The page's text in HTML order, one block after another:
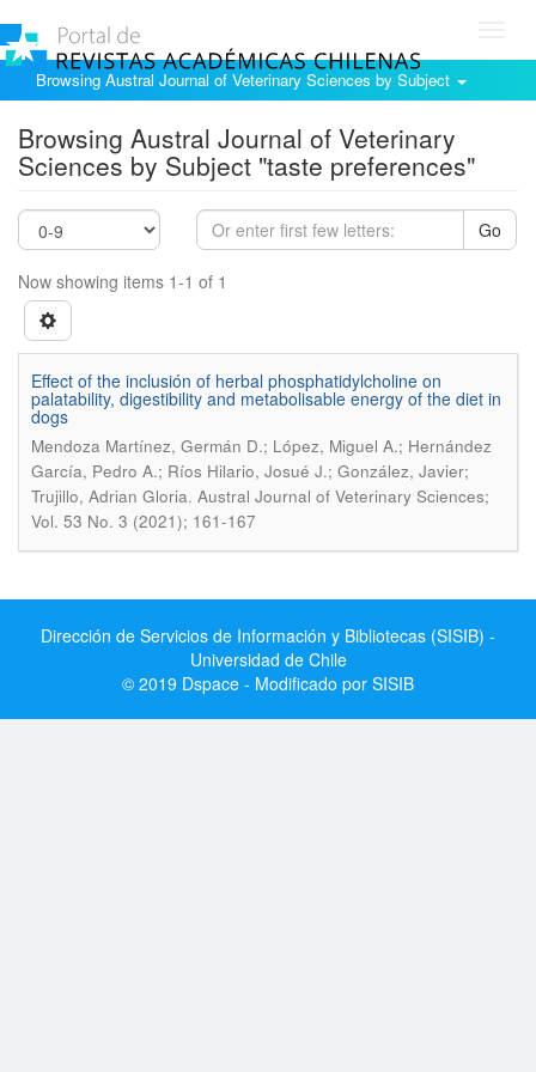
Browsing Austral Journal of Veterinary Sciences by Subject
Browsing Austral Journal of Veterinary
Sciences by Subject "taste preferences"
Go
Now showing items 1-1 of 1
Effect of the inclusión of herbal phosphatidylcholine on
palatability, digestibility and metabolisable energy of the diet in
dogs
Mendoza Martínez, Germán D.; López, Miguel A.; Hernández
García, Pedro A.; Ríos Hilario, Josué J.; González, Javier;
Trujillo, Adrian Gloria. Austral Journal of Veterinary Sciences;
Vol. 53 No. 3 (2021); 161-167
Dirección de Servicios de Información y Bibliotecas (SISIB) -
Universidad de Chile
© 2019 Dspace - Modificado por SISIB